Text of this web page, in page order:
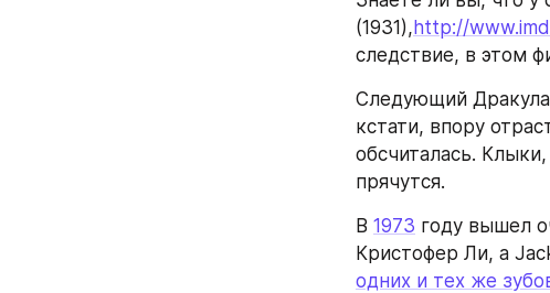
(1931), http://
следствие, в этом
Следующий
кстати, впору
обсчиталась.
прячутся.
В 1973 году вышел
Кристофер Ли, а
одних и тех же